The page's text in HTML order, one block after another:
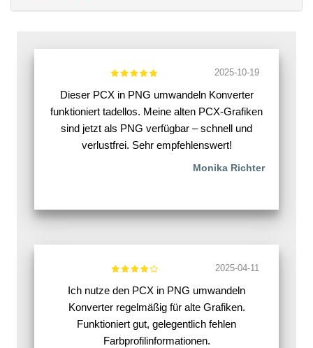
2025-10-19
Dieser PCX in PNG umwandeln Konverter
funktioniert tadellos. Meine alten PCX-Grafiken
sind jetzt als PNG verfügbar – schnell und
verlustfrei. Sehr empfehlenswert!
Monika Richter
2025-04-11
Ich nutze den PCX in PNG umwandeln
Konverter regelmäßig für alte Grafiken.
Funktioniert gut, gelegentlich fehlen
Farbprofilinformationen.